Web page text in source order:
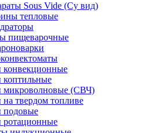
Sous Vide (Су вид)
тепловые
пищеварочные
конвекционные
коптильные
микроволновые (СВЧ)
твердом топливе
подовые
ротационные